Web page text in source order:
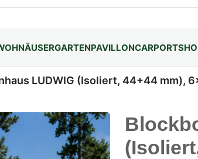
GARTENPAVILLONCARPORTS
LUDWIG (Isoliert, 44+44 mm),